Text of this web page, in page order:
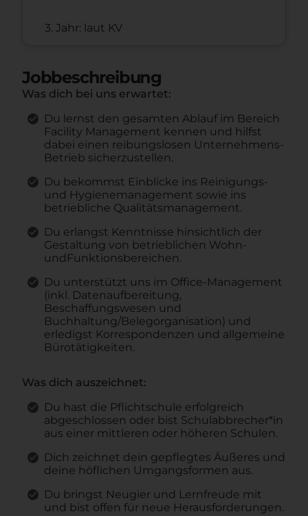
3. Jahr: laut KV
Jobbeschreibung
Was dich bei uns erwartet:
Du lernst den gesamten Ablauf im Bereich
Facility Management kennen und hilfst
dabei einen reibungslosen Unternehmens-
Betrieb sicherzustellen.
Du bekommst Einblicke ins Reinigungs-
und Hygienemanagement sowie ins
betriebliche Qualitätsmanagement.
Du erlangst Kenntnisse hinsichtlich der
Gestaltung von betrieblichen Wohn-
undFunktionsbereichen.
Du unterstützt uns im Office-Management
(inkl. Datenaufbereitung,
Beschaffungswesen und
Buchhaltung/Belegorganisation) und
erledigst Korrespondenzen und allgemeine
Bürotätigkeiten.
Was dich auszeichnet:
Du hast die Pflichtschule erfolgreich
abgeschlossen oder bist Schulabbrecher*in
aus einer mittleren oder höheren Schulen.
Dich zeichnet dein gepflegtes Äußeres und
deine höflichen Umgangsformen aus.
Du bringst Neugier und Lernfreude mit
und bist offen für neue Herausforderungen.